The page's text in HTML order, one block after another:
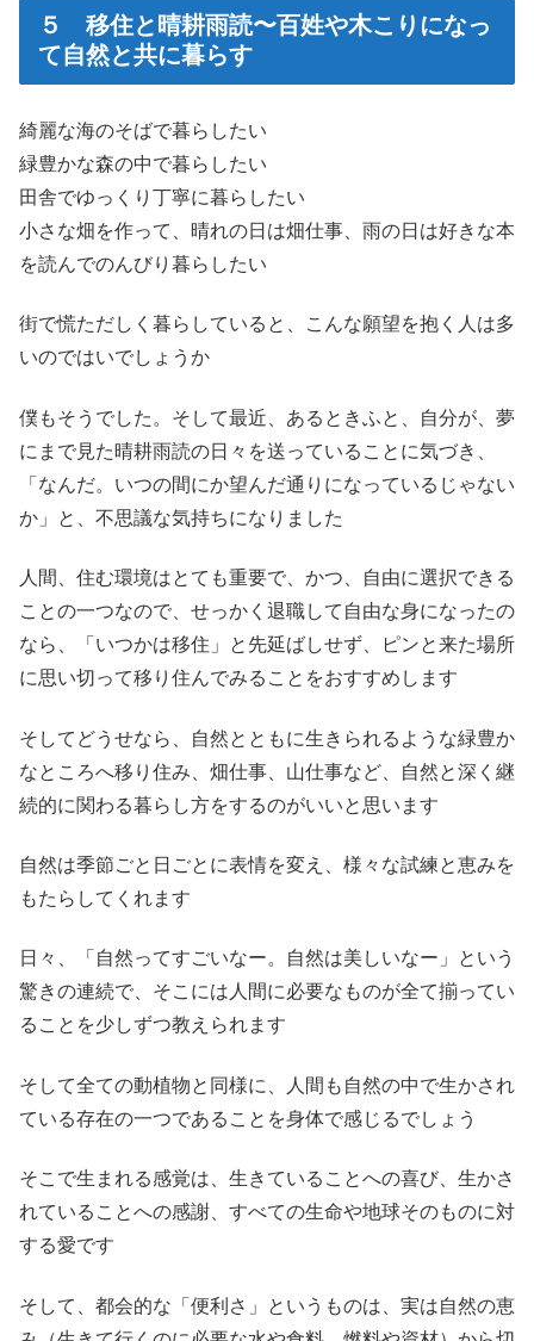
５ 移住と晴耕雨読〜百姓や木こりになっ
て自然と共に暮らす
綺麗な海のそばで暮らしたい
緑豊かな森の中で暮らしたい
田舎でゆっくり丁寧に暮らしたい
小さな畑を作って、晴れの日は畑仕事、雨の日は好きな本
を読んでのんびり暮らしたい
街で慌ただしく暮らしていると、こんな願望を抱く人は多
いのではいでしょうか
僕もそうでした。そして最近、あるときふと、自分が、夢
にまで見た晴耕雨読の日々を送っていることに気づき、
「なんだ。いつの間にか望んだ通りになっているじゃない
か」と、不思議な気持ちになりました
人間、住む環境はとても重要で、かつ、自由に選択できる
ことの一つなので、せっかく退職して自由な身になったの
なら、「いつかは移住」と先延ばしせず、ピンと来た場所
に思い切って移り住んでみることをおすすめします
そしてどうせなら、自然とともに生きられるような緑豊か
なところへ移り住み、畑仕事、山仕事など、自然と深く継
続的に関わる暮らし方をするのがいいと思います
自然は季節ごと日ごとに表情を変え、様々な試練と恵みを
もたらしてくれます
日々、「自然ってすごいなー。自然は美しいなー」という
驚きの連続で、そこには人間に必要なものが全て揃ってい
ることを少しずつ教えられます
そして全ての動植物と同様に、人間も自然の中で生かされ
ている存在の一つであることを身体で感じるでしょう
そこで生まれる感覚は、生きていることへの喜び、生かさ
れていることへの感謝、すべての生命や地球そのものに対
する愛です
そして、都会的な「便利さ」というものは、実は自然の恵